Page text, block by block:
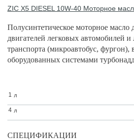
ZIC X5 DIESEL 10W-40 Моторное
Полусинтетическое моторное масло
двигателей легковых автомобилей и
транспорта (микроавтобус, фургон),
оборудованных системами
1 л
4 л
СПЕЦИФИКАЦИИ